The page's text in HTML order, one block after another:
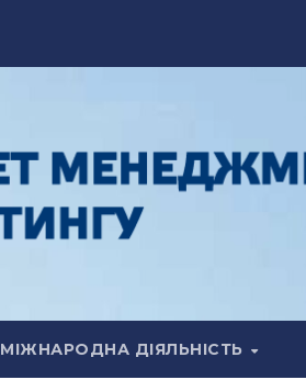
МІЖНАРОДНА ДІЯЛЬНІСТЬ